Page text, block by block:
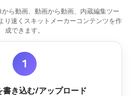
ら動画、動画から動画、内蔵編集ツー
り速くスキットメーカーコンテンツを作
成できます。
1
書き込む/アップロード